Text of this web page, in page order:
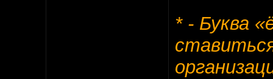
* - Буква